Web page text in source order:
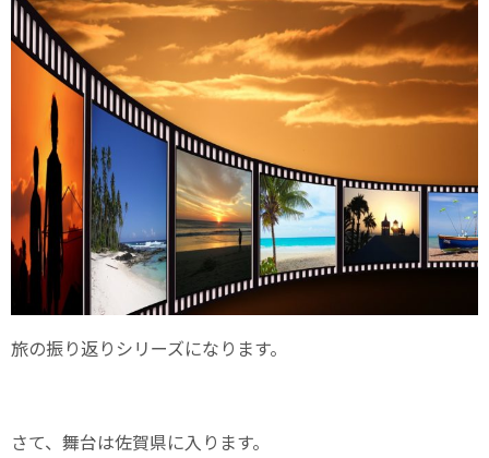
旅の振り返りシリーズになります。
さて、舞台は佐賀県に入ります。